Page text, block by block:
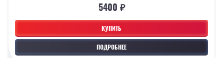
КУПИТЬ
ПОДРОБНЕЕ
5400 ₽